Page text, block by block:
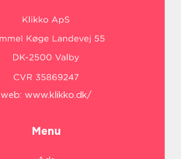
web: www.klikko.dk/
Menu